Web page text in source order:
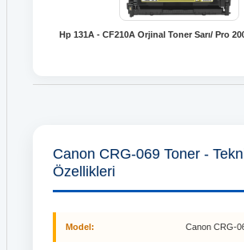
Hp 131A - CF210A Orjinal Toner Sarı/ Pro
Canon CRG-069 Toner -
Özellikleri
Model: Canon CRG-